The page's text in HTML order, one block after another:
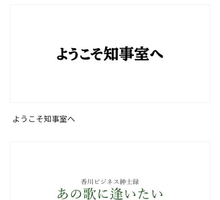
ようこそ知事室へ